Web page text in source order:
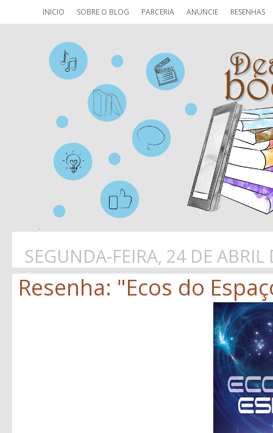
INICIO SOBRE O BLOG PARCERIA ANUNCIE RESENHAS
SEGUNDA-FEIRA, 24 DE ABRIL
Resenha: "Ecos do